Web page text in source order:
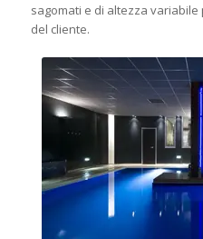
sagomati e di altezza
del cliente.